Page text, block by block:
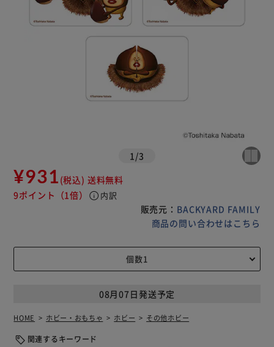
1 /3
¥931 (税込) 送料無料
9ポイント （1倍） info 内訳
販売元： BACKYARD FAMILY
商品の問い合わせはこちら
08月07日発送予定
HOME ホビー・おもちゃ ホビー その他ホビー
関連するキーワード